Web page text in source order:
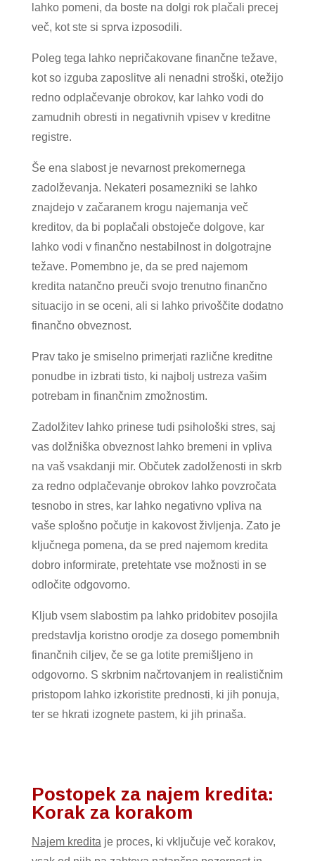
lahko pomeni, da boste na dolgi rok plačali precej
več, kot ste si sprva izposodili.
Poleg tega lahko nepričakovane finančne težave,
kot so izguba zaposlitve ali nenadni stroški, otežijo
redno odplačevanje obrokov, kar lahko vodi do
zamudnih obresti in negativnih vpisev v kreditne
registre.
Še ena slabost je nevarnost prekomernega
zadolževanja. Nekateri posamezniki se lahko
znajdejo v začaranem krogu najemanja več
kreditov, da bi poplačali obstoječe dolgove, kar
lahko vodi v finančno nestabilnost in dolgotrajne
težave. Pomembno je, da se pred najemom
kredita natančno preuči svojo trenutno finančno
situacijo in se oceni, ali si lahko privoščite dodatno
finančno obveznost.
Prav tako je smiselno primerjati različne kreditne
ponudbe in izbrati tisto, ki najbolj ustreza vašim
potrebam in finančnim zmožnostim.
Zadolžitev lahko prinese tudi psihološki stres, saj
vas dolžniška obveznost lahko bremeni in vpliva
na vaš vsakdanji mir. Občutek zadolženosti in skrb
za redno odplačevanje obrokov lahko povzročata
tesnobo in stres, kar lahko negativno vpliva na
vaše splošno počutje in kakovost življenja. Zato je
ključnega pomena, da se pred najemom kredita
dobro informirate, pretehtate vse možnosti in se
odločite odgovorno.
Kljub vsem slabostim pa lahko pridobitev posojila
predstavlja koristno orodje za dosego pomembnih
finančnih ciljev, če se ga lotite premišljeno in
odgovorno. S skrbnim načrtovanjem in realističnim
pristopom lahko izkoristite prednosti, ki jih ponuja,
ter se hkrati izognete pastem, ki jih prinaša.
Postopek za najem kredita:
Korak za korakom
Najem kredita je proces, ki vključuje več korakov,